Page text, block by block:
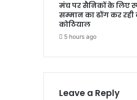
मंच पर सैनिकों के लिए
सम्मान का ढोंग कर रही
कोठियाल
5 hours ago
Leave a Reply